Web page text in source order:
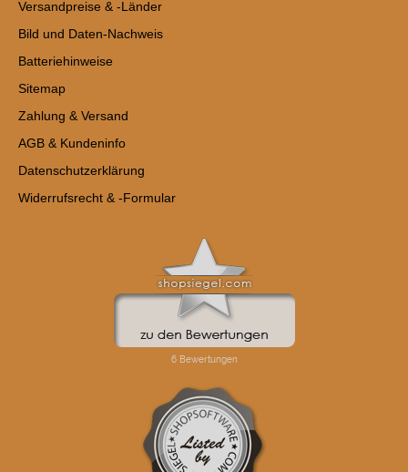
Versandpreise & -Länder
Bild und Daten-Nachweis
Batteriehinweise
Sitemap
Zahlung & Versand
AGB & Kundeninfo
Datenschutzerklärung
Widerrufsrecht & -Formular